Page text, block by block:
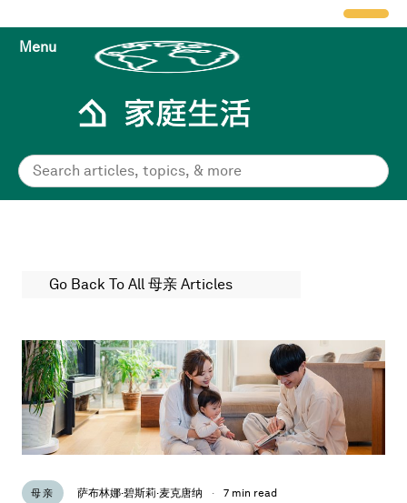
Menu
Go Back To All 母亲 Articles
母亲 萨布林娜·碧斯莉·麦克唐纳 · 7 min read